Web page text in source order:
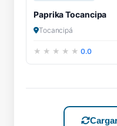
Paprika Tocancipa
Tocancipá
0.0